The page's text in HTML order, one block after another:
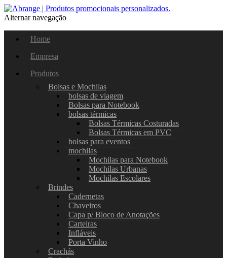
Alternar navegação
Home
Empresa
Produtos
Bolsas e Mochilas
bolsas de viagem
Bolsas para Notebook
bolsas térmicas
Bolsas Térmicas Costuradas
Bolsas Térmicas em PVC
bolsas para eventos
mochilas
Mochilas para Notebook
Mochilas Urbanas
Mochilas Escolares
Brindes
Cadernetas
Chaveiros
Capa p/ Bloco de Anotações
Carteiras
Infláveis
Porta Vinho
Crachás